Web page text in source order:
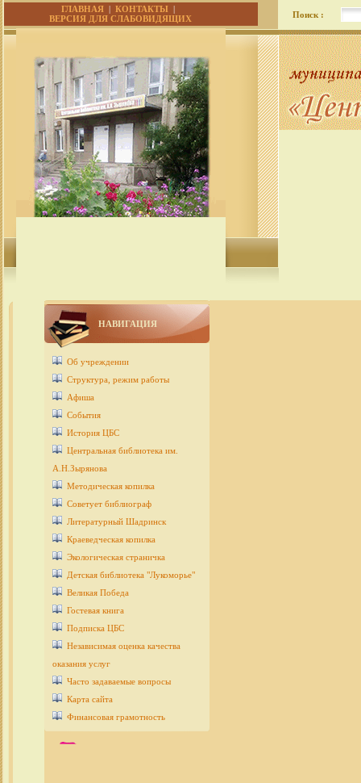
ГЛАВНАЯ |КОНТАКТЫ |
ВЕРСИЯ ДЛЯ СЛАБОВИДЯЩИХ
Поиск :
НАВИГАЦИЯ
Об учреждении
Структура, режим работы
Афиша
События
История ЦБС
Центральная библиотека им.
А.Н.Зырянова
Методическая копилка
Советует библиограф
Литературный Шадринск
Краеведческая копилка
Экологическая страничка
Детcкая библиотека "Лукоморье"
Великая Победа
Гостевая книга
Подписка ЦБС
Независимая оценка качества
оказания услуг
Часто задаваемые вопросы
Карта сайта
Финансовая грамотность